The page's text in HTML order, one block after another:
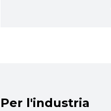
Per l'industria